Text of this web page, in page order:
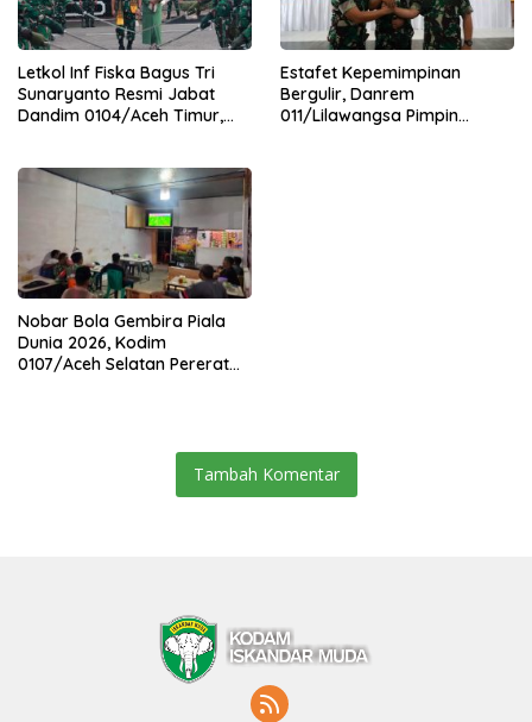
Letkol Inf Fiska Bagus Tri
Sunaryanto Resmi Jabat
Dandim 0104/Aceh Timur,
0104/Atim
Estafet Kepemimpinan
Bergulir, Danrem
011/Lilawangsa Pimpin
Nobar Bola Gembira Piala
Dunia 2026, Kodim
0107/Aceh Selatan Pererat
Tambah Komentar